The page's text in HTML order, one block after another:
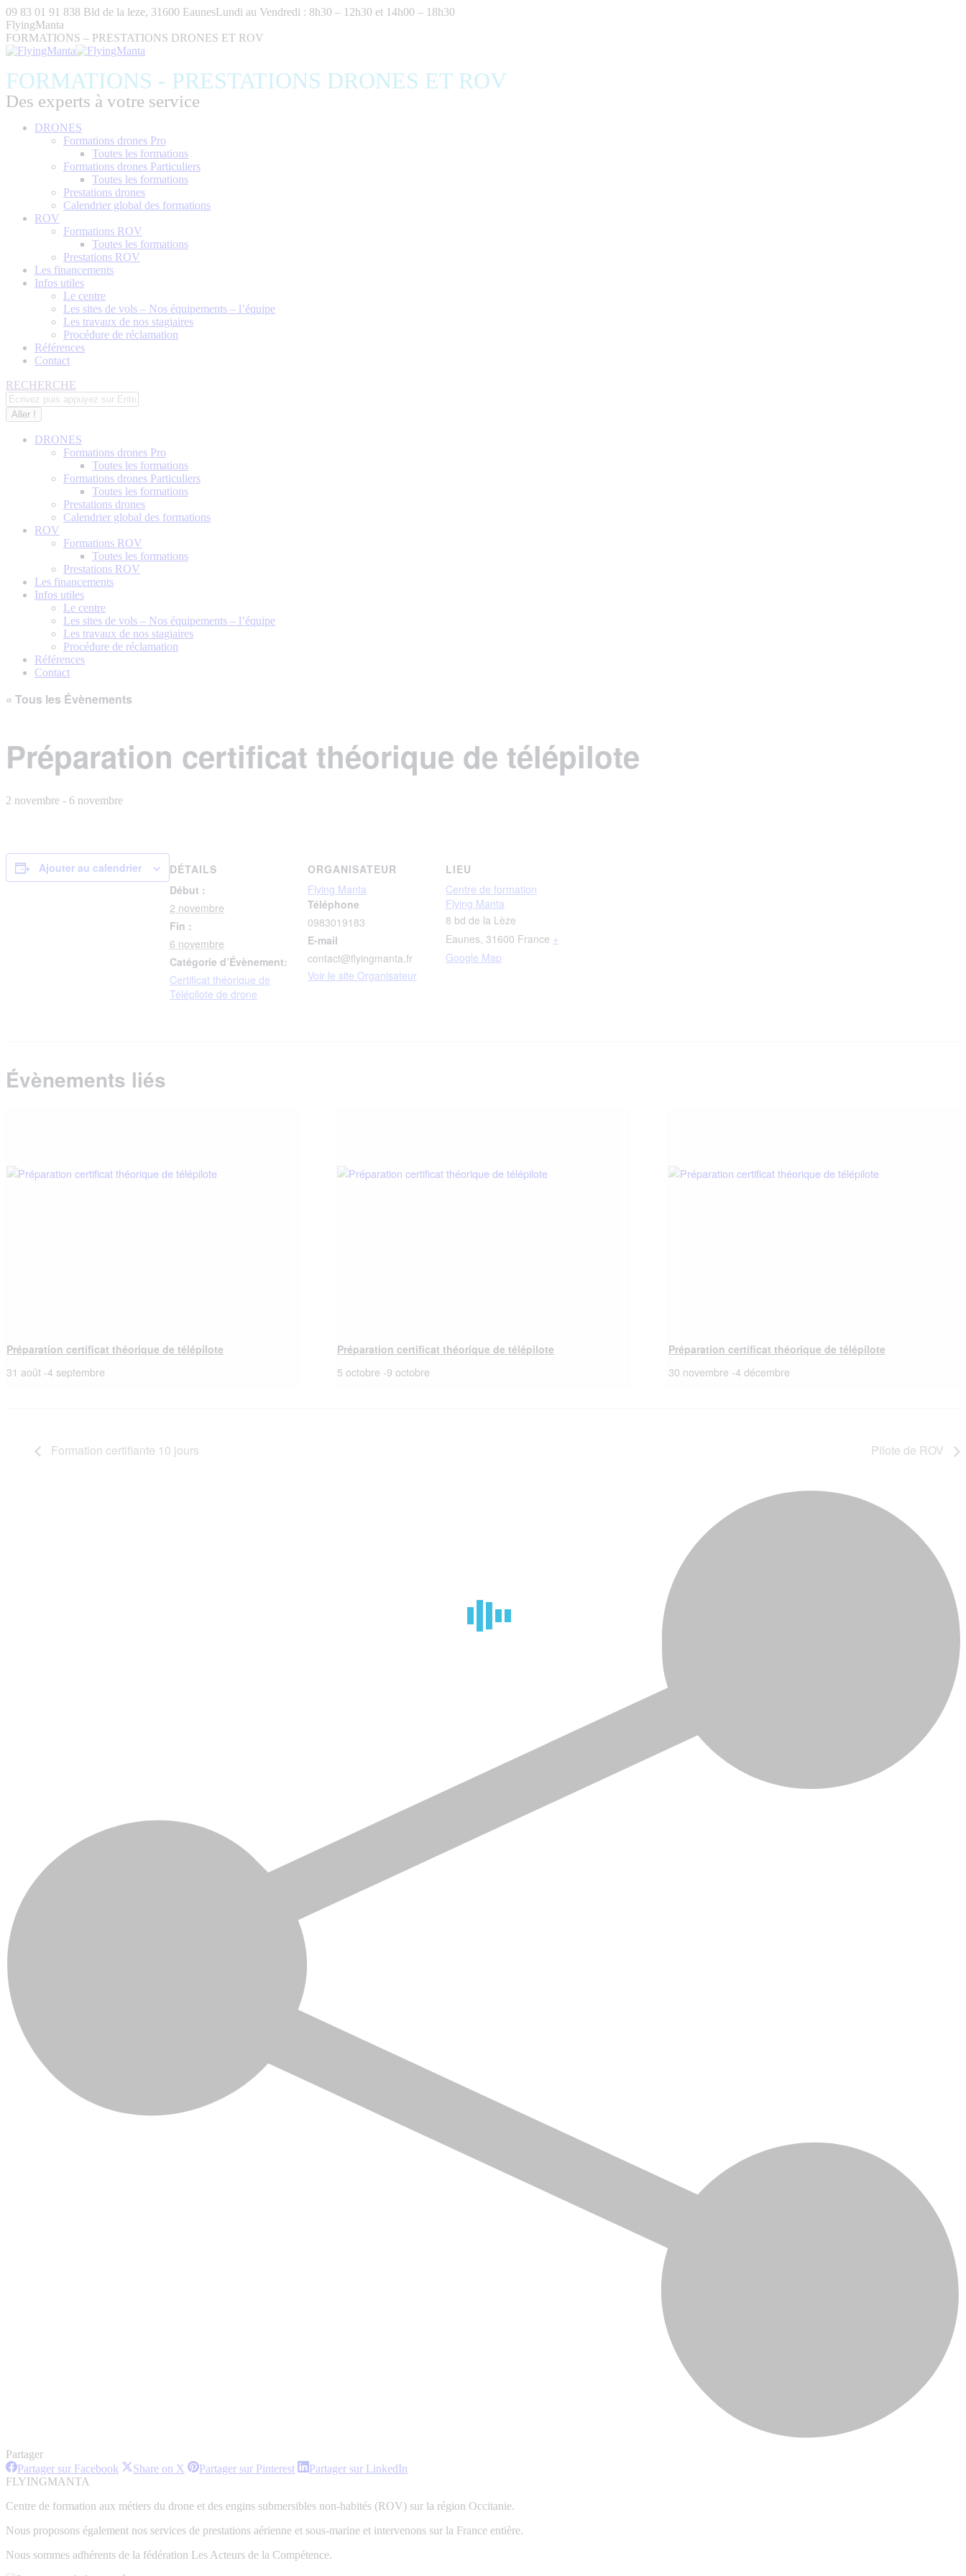
Aller
au
contenu
09 83 01 91 838 Bld de la leze, 31600 EaunesLundi au Vendredi : 8h30 – 12h30 et 14h00 – 18h30
FlyingManta
FORMATIONS – PRESTATIONS DRONES ET ROV
FORMATIONS - PRESTATIONS DRONES ET ROV
Des experts à votre service
DRONES
Formations drones Pro
Toutes les formations
Formations drones Particuliers
Toutes les formations
Prestations drones
Calendrier global des formations
ROV
Formations ROV
Toutes les formations
Prestations ROV
Les financements
Infos utiles
Le centre
Les sites de vols – Nos équipements – l’équipe
Les travaux de nos stagiaires
Procédure de réclamation
Références
Contact
Recherche
RECHERCHE
DRONES
Formations drones Pro
Toutes les formations
Formations drones Particuliers
Toutes les formations
Prestations drones
Calendrier global des formations
ROV
Formations ROV
Toutes les formations
Prestations ROV
Les financements
Infos utiles
Le centre
Les sites de vols – Nos équipements – l’équipe
Les travaux de nos stagiaires
Procédure de réclamation
Références
Contact
« Tous les Évènements
Préparation certificat théorique de télépilote
2 novembre - 6 novembre
Ajouter au calendrier
DÉTAILS
Début :
2 novembre
Fin :
6 novembre
Catégorie d’Évènement:
Certificat théorique de
Télépilote de drone
ORGANISATEUR
Flying Manta
Téléphone
0983019183
E-mail
contact@flyingmanta.fr
Voir le site Organisateur
LIEU
Centre de formation
Flying Manta
8 bd de la Lèze
Eaunes 31600 France +
Google Map
Évènements liés
Préparation certificat théorique de télépilote
31 août -4 septembre
Préparation certificat théorique de télépilote
5 octobre -9 octobre
Préparation certificat théorique de télépilote
30 novembre -4 décembre
Formation certifiante 10 jours Pilote de ROV
Partager
Partager sur Facebook Partager
Share on X Partager
Partager sur PinterestPartager
Partager sur LinkedIn
FLYINGMANTA
Centre de formation aux métiers du drone et des engins submersibles non-habités (ROV) sur la région Occitanie.
Nous proposons également nos services de prestations aérienne et sous-marine et intervenons sur la France entière.
Nous sommes adhérents de la fédération Les Acteurs de la Compétence.